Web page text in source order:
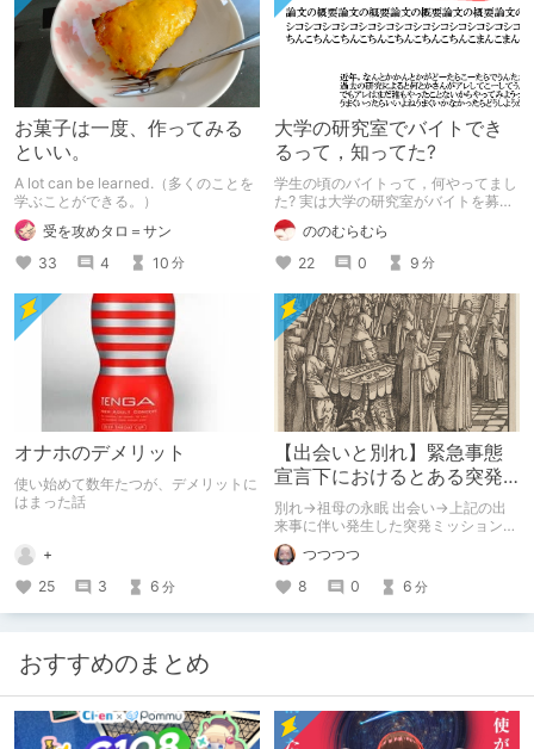
お菓子は一度、作ってみる
といい。
A lot can be learned.（多くのことを
学ぶことができる。）
受を攻めタロ＝サン
33
4 10 分
大学の研究室でバイトでき
るって，知ってた?
学生の頃のバイトって，何やってまし
た? 実は大学の研究室がバイトを募集
していることもあるんですよね． 時
給は高めだし良い経験もできるし悪く
ないよ．
ののむらむら
22
0 9 分
オナホのデメリット
使い始めて数年たつが、デメリットに
はまった話
+
25
3 6 分
【出会いと別れ】緊急事態
宣言下におけるとある突発
的ミッションの遂行につい
て【体験談】
別れ→祖母の永眠 出会い→上記の出
来事に伴い発生した突発ミッション
と、かなり強引な解釈でお送りしま
す。 現実の死を題材としております
が、さほど湿っぽくはなく、むしろ不
謹慎と怒られてもしかたのないような
要旨です。また身バレを避けるため、
つつつつ
8
0 6 分
おすすめのまとめ